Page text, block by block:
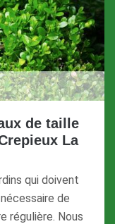
de taille
La
qui doivent
de
régulière. Nous